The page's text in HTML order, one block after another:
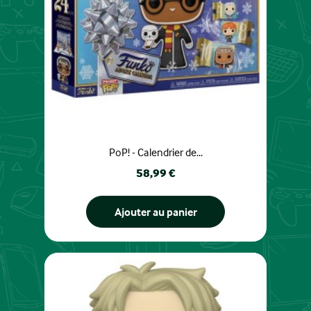
PoP! - Calendrier de...
Prix
58,99 €
Ajouter au panier